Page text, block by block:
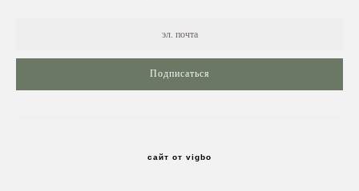
Подписаться
сайт от vigbo